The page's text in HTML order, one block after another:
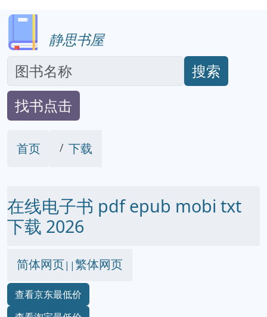
静思书屋
搜索
找书点击
首页 下载
在线电子书 pdf epub mobi txt
下载 2026
简体网页||繁体网页
查看京东最低价